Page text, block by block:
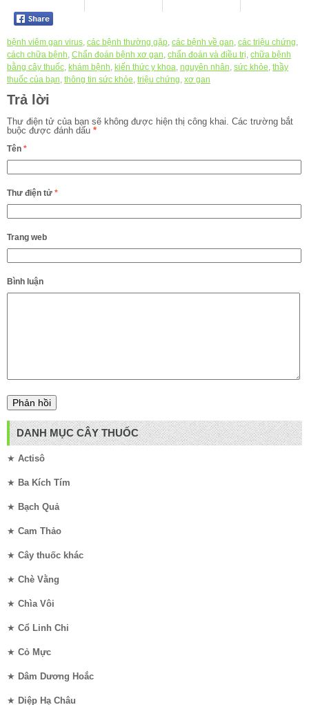
bệnh viêm gan virus, các bệnh thường gặp, các bệnh về gan, các triệu chứng,
cách chữa bệnh, Chẩn đoán bệnh xơ gan, chẩn đoán và điều trị, chữa bệnh
bằng cây thuốc, khám bệnh, kiến thức y khoa, nguyên nhân, sức khỏe, thầy
thuốc của bạn, thông tin sức khỏe, triệu chứng, xơ gan
Trả lời
Thư điện tử của bạn sẽ không được hiện thị công khai. Các trường bắt
buộc được đánh dấu *
Tên *
Thư điện tử *
Trang web
Bình luận
DANH MỤC CÂY THUỐC
★ Actisô
★ Ba Kích Tím
★ Bạch Quả
★ Cam Thảo
★ Cây thuốc khác
★ Chè Vằng
★ Chìa Vôi
★ Cổ Linh Chi
★ Cỏ Mực
★ Dâm Dương Hoắc
★ Diệp Hạ Châu